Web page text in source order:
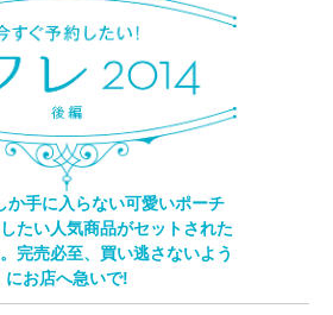
か手に入らない可愛いポーチ
たい人気商品がセットされた
完売必至、買い逃さないよう
にお店へ急いで!